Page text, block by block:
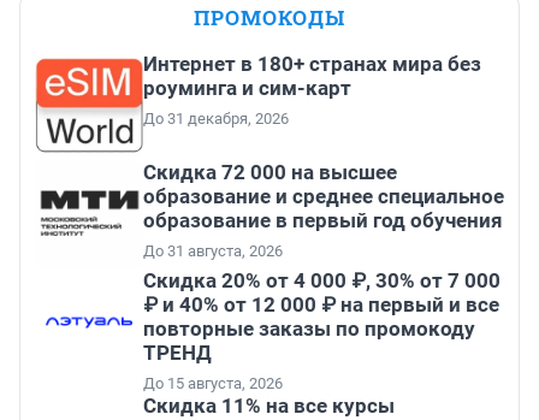
ПРОМОКОДЫ
Интернет в 180+ странах мира без
роуминга и сим-карт
До 31 декабря, 2026
Скидка 72 000 на высшее
образование и среднее специальное
образование в первый год обучения
До 31 августа, 2026
Скидка 20% от 4 000 ₽, 30% от 7 000
₽ и 40% от 12 000 ₽ на первый и все
повторные заказы по промокоду
ТРЕНД
До 15 августа, 2026
Скидка 11% на все курсы